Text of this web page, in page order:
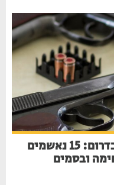
כתבי אישום חמורים הוגשו בדרום: 15 נאשמים
ובסמים